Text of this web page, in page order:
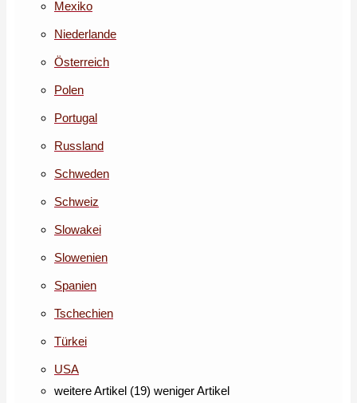
Mexiko
Niederlande
Österreich
Polen
Portugal
Russland
Schweden
Schweiz
Slowakei
Slowenien
Spanien
Tschechien
Türkei
USA
weitere Artikel (19) weniger Artikel